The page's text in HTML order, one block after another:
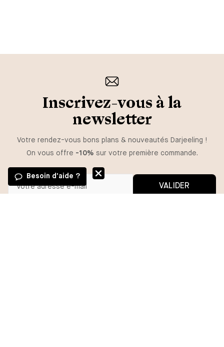
Inscrivez-vous à la
newsletter
Votre rendez-vous bons plans & nouveautés Darjeeling !
On vous offre -10% sur votre première commande.
VALIDER
Besoin d'aide ?